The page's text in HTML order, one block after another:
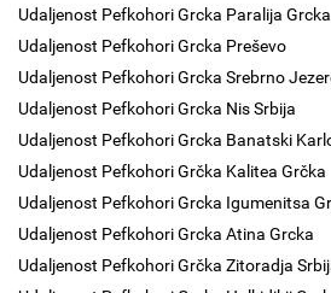
Udaljenost Pefkohori Grcka Paralija Grcka
Udaljenost Pefkohori Grcka Preševo
Udaljenost Pefkohori Grcka Srebrno
Udaljenost Pefkohori Grcka Nis Srbija
Udaljenost Pefkohori Grcka Banatski
Udaljenost Pefkohori Grčka Kalitea Grčka
Udaljenost Pefkohori Grcka Igumenitsa
Udaljenost Pefkohori Grcka Atina Grcka
Udaljenost Pefkohori Grčka Zitoradja